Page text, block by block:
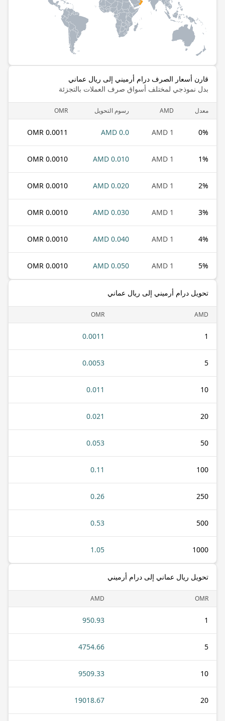
قارن أسعار الصرف درام أرميني إلى ريال عماني
بدل نموذجي لمختلف أسواق صرف العملات بالتجزئة
معدل AMD رسوم التحويل OMR
0%
1 AMD
0.0 AMD
0.0011 OMR
1%
1 AMD
0.010 AMD
0.0010 OMR
2%
1 AMD
0.020 AMD
0.0010 OMR
3%
1 AMD
0.030 AMD
0.0010 OMR
4%
1 AMD
0.040 AMD
0.0010 OMR
5%
1 AMD
0.050 AMD
0.0010 OMR
تحويل درام أرميني إلى ريال عماني
AMD
OMR
1
0.0011
5
0.0053
10
0.011
20
0.021
50
0.053
100
0.11
250
0.26
500
0.53
1000
1.05
تحويل ريال عماني إلى درام أرميني
OMR
AMD
1
950.93
5
4754.66
10
9509.33
20
19018.67